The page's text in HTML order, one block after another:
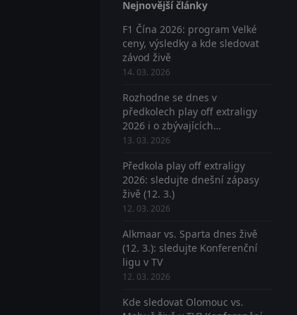
Nejnovější články
F1 Čína 2026: program Velké
ceny, výsledky a kde sledovat
závod živě
14. 03. 2026
Rozhodne se dnes v
předkolech play off extraligy
2026 i o zbývajících
postupujících? Sledujte živě
13. 03. 2026
Předkola play off extraligy
2026: sledujte dnešní zápasy
živě (12. 3.)
12. 03. 2026
Alkmaar vs. Sparta dnes živě
(12. 3.): sledujte Konferenční
ligu v TV
12. 03. 2026
Kde sledovat Olomouc vs.